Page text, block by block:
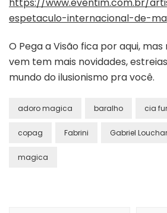
https://www.eventim.com.br/
espetaculo-internacional-de-
O Pega a Visão fica por aqui,
vem tem mais novidades,
mundo do ilusionismo pra você.
adoro magica baralho cia
copag Fabrini Gabriel
magica